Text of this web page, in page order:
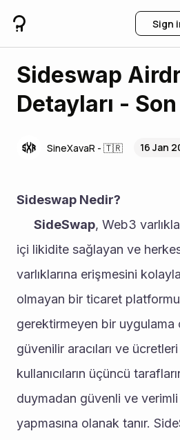
Sign
Sideswap
Detayları -
SineXavaR - 🇹🇷 16 Jan
Sideswap Nedir?
SideSwap, Web3
içi likidite sağlayan ve
varlıklarına erişmesini
olmayan bir ticaret
gerektirmeyen bir uygulama
güvenilir aracıları ve
kullanıcıların üçüncü
duymadan güvenli ve
yapmasına olanak tanır.